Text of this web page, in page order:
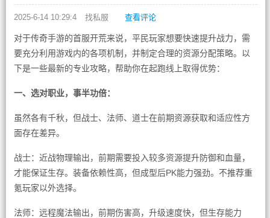
2025-6-14 10:29:4 找私服 查看评论
对于传奇手游的首服开荒来说，平民玩家想要快速提升战力，需
要充分利用游戏内的各项机制，并制定合理的资源分配策略。以
下是一些最新的专业攻略，帮助你在起跑线上取得优势：
一、选对职业，事半功倍：
虽然各有千秋，但战士、法师、道士在前期资源获取和适应性方
面存在差异。
战士：近战物理输出，前期需要投入较多资源提升防御和血量，
才能保证生存。装备依赖性高，但成型后PK能力强劲。不推荐重
氪玩家以外选择。
法师：远程魔法输出，前期伤害高，升级速度快，但生存能力